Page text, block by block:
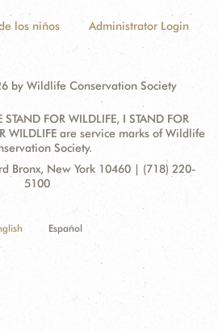
los niños Administrator Login
by Wildlife Conservation Society
FOR WILDLIFE, I STAND FOR
WILDLIFE are service marks of Wildlife
Society.
Bronx, New York 10460 | (718) 220-
5100
Español